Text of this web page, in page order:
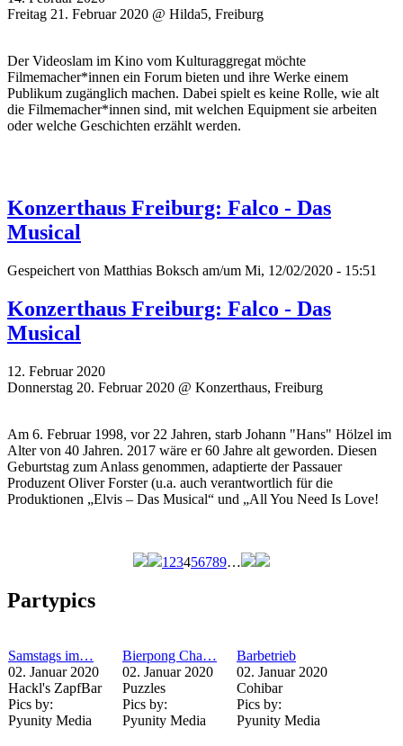
Freitag 21. Februar 2020 @ Hilda5, Freiburg
Der Videoslam im Kino vom Kulturaggregat möchte
Filmemacher*innen ein Forum bieten und ihre Werke einem
Publikum zugänglich machen. Dabei spielt es keine Rolle, wie alt
die Filmemacher*innen sind, mit welchen Equipment sie arbeiten
oder welche Geschichten erzählt werden.
Konzerthaus Freiburg: Falco - Das
Musical
Gespeichert von Matthias Boksch am/um Mi, 12/02/2020 - 15:51
Konzerthaus Freiburg: Falco - Das
Musical
12. Februar 2020
Donnerstag 20. Februar 2020 @ Konzerthaus, Freiburg
Am 6. Februar 1998, vor 22 Jahren, starb Johann "Hans" Hölzel im
Alter von 40 Jahren. 2017 wäre er 60 Jahre alt geworden. Diesen
Geburtstag zum Anlass genommen, adaptierte der Passauer
Produzent Oliver Forster (u.a. auch verantwortlich für die
Produktionen „Elvis – Das Musical“ und „All You Need Is Love!
1 23456789…
Partypics
Samstags im…
02. Januar 2020
Hackl's ZapfBar
Pics by:
Pyunity Media
Bierpong Cha…
02. Januar 2020
Puzzles
Pics by:
Pyunity Media
Barbetrieb
02. Januar 2020
Cohibar
Pics by:
Pyunity Media